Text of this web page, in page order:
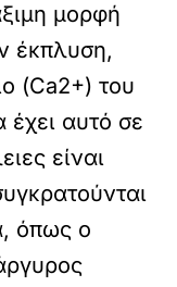
μορφή
έκπλυση,
(Ca2+) του
έχει αυτό σε
είναι
όπως ο